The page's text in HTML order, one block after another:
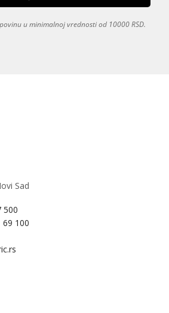
u minimalnoj vrednosti od 10000 RSD.
Sad
500
69 100